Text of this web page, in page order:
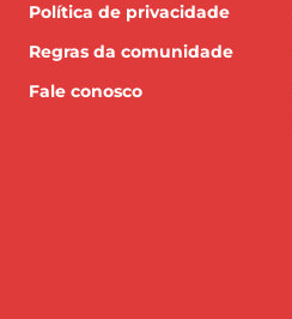
Política de privacidade
Regras da comunidade
Fale conosco